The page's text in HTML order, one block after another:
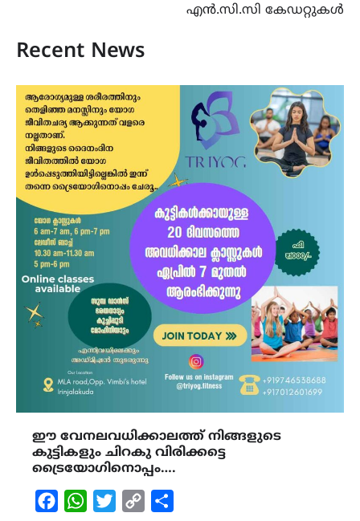
എൻ.സി.സി കേഡറ്റുകൾ
Recent News
ഈ വേനലവധിക്കാലത്ത് നിങ്ങളുടെ
കുട്ടികളും ചിറകു വിരിക്കട്ടെ
ട്രൈയോഗിനൊപ്പം….
FacebookWhatsAppTwitterCopy